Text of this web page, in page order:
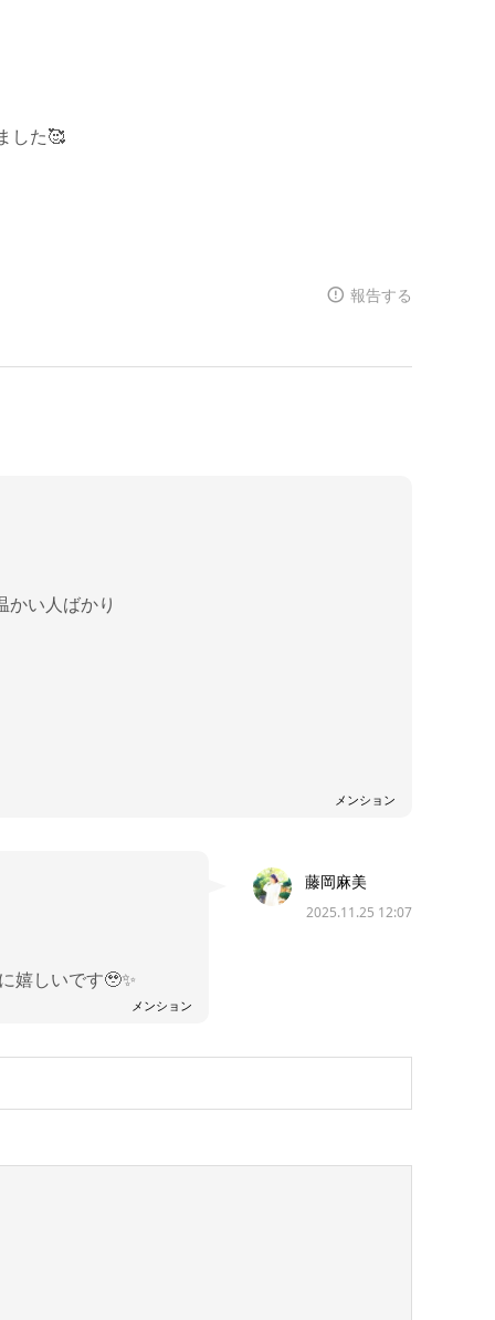
した🥰
報告する
メンション
い人ばかり
藤岡麻美
2025.11.25 12:07
メンション
嬉しいです🥹✨